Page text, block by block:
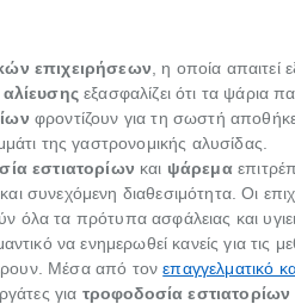
επιχειρήσεων , η οποία απαιτεί
αλίευσηςεξασφαλίζει ότι τα ψάρια
φροντίζουν για τη σωστή
της γαστρονομικής αλυσίδας.
εστιατορίων και ψάρεμα
συνεχόμενη διαθεσιμότητα. Οι
τα πρότυπα ασφάλειας και
να ενημερωθεί κανείς για τις
Μέσα από τονεπαγγελματικό
για τροφοδοσία εστιατορίων